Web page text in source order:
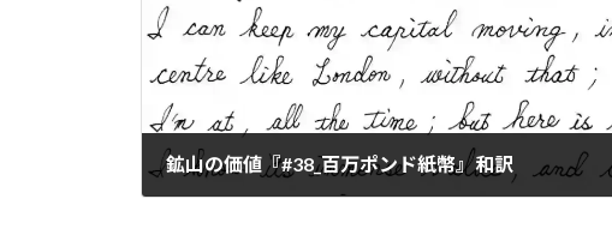
鉱山の価値『#38_百万ポンド紙幣』和訳